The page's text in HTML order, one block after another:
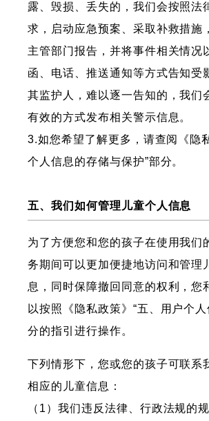
露、毁损、丢失的，我们会按照法
求，启动应急预案、采取补救措施
主管部门报告，并将事件相关情况
函、电话、推送通知等方式告知受
其监护人，难以逐一告知的，我们
有效的方式发布相关警示信息。
3.如您希望了解更多，请查阅《隐
个人信息的存储与保护”部分。
五、我们如何管理儿童个人信息
为了方便您和您的孩子在使用我们
务期间可以更加便捷地访问和管理
息，同时保障撤回同意的权利，您
以按照《隐私政策》“五、用户个人
分的指引进行操作。
下列情形下，您或您的孩子可联系
相应的儿童信息：
（1）我们违反法律、行政法规的